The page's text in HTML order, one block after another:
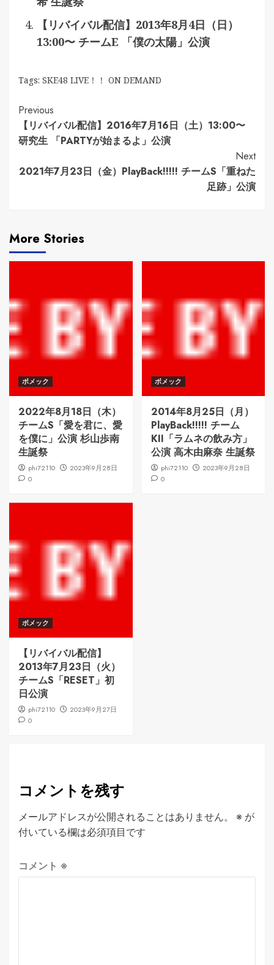
【リバイバル配信】2013年8月4日（日）
13:00〜 チームE 「僕の太陽」公演
Tags: SKE48 LIVE！！ ON DEMAND
Continue
Reading
Previous
【リバイバル配信】2016年7月16日（土）13:00〜
研究生 「PARTYが始まるよ」公演
Next
2021年7月23日（金）PlayBack!!!!! チームS「重ねた
足跡」公演
More Stories
ボメック
2022年8月18日（木）
チームS「愛を君に、愛
を僕に」公演 杉山歩南
生誕祭
phi72110
2023年9月28日
0
ボメック
2014年8月25日（月）
PlayBack!!!!! チーム
KII「ラムネの飲み方」
公演 高木由麻奈 生誕祭
phi72110
2023年9月28日
0
ボメック
【リバイバル配信】
2013年7月23日（火）
チームS「RESET」初
日公演
phi72110
2023年9月27日
0
コメントを残す
メールアドレスが公開されることはありません。 ※ が
付いている欄は必須項目です
コメント ※